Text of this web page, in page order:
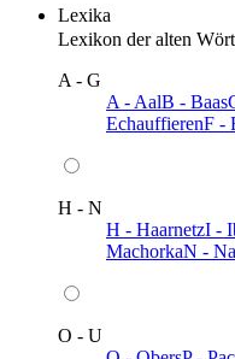
Lexika
Lexikon der alten
A - G
A - AalB - Baas
EchauffierenF -
H - N
H - HaarnetzI -
MachorkaN -
O - U